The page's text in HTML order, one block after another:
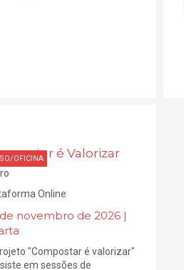
OFICINA é Valorizar
Online
novembro de 2026 |
"Compostar é valorizar"
em sessões de